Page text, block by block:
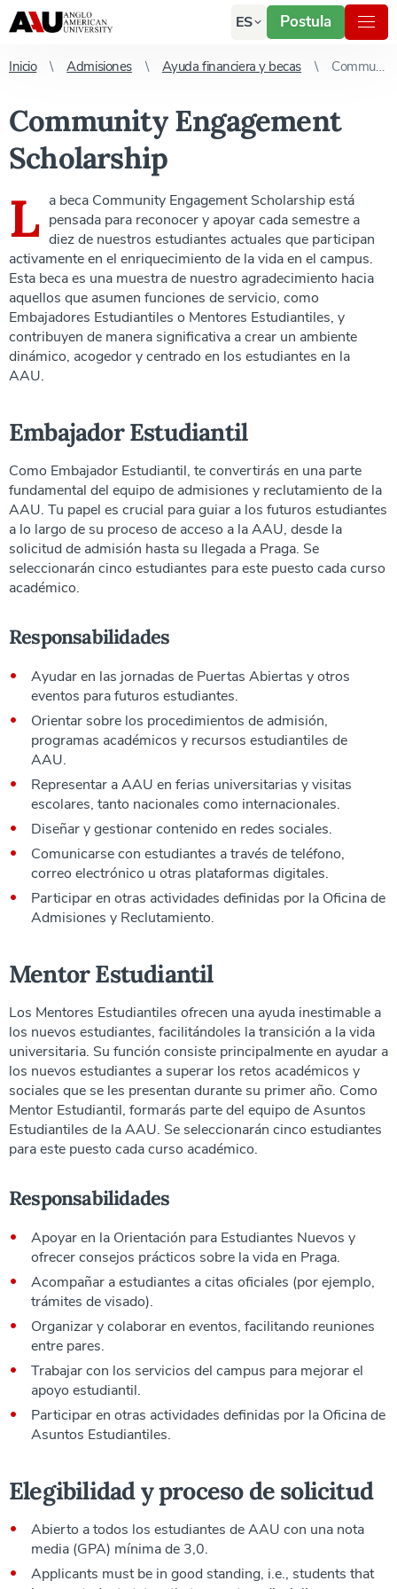
ES Postula
Inicio Admisiones Ayuda financiera y becas Community Engagement Scholarship
Community Engagement
Scholarship
L a beca Community Engagement Scholarship está
pensada para reconocer y apoyar cada semestre a
diez de nuestros estudiantes actuales que participan
activamente en el enriquecimiento de la vida en el campus.
Esta beca es una muestra de nuestro agradecimiento hacia
aquellos que asumen funciones de servicio, como
Embajadores Estudiantiles o Mentores Estudiantiles, y
contribuyen de manera significativa a crear un ambiente
dinámico, acogedor y centrado en los estudiantes en la
AAU.
Embajador Estudiantil
Como Embajador Estudiantil, te convertirás en una parte
fundamental del equipo de admisiones y reclutamiento de la
AAU. Tu papel es crucial para guiar a los futuros estudiantes
a lo largo de su proceso de acceso a la AAU, desde la
solicitud de admisión hasta su llegada a Praga. Se
seleccionarán cinco estudiantes para este puesto cada curso
académico.
Responsabilidades
Ayudar en las jornadas de Puertas Abiertas y otros
eventos para futuros estudiantes.
Orientar sobre los procedimientos de admisión,
programas académicos y recursos estudiantiles de
AAU.
Representar a AAU en ferias universitarias y visitas
escolares, tanto nacionales como internacionales.
Diseñar y gestionar contenido en redes sociales.
Comunicarse con estudiantes a través de teléfono,
correo electrónico u otras plataformas digitales.
Participar en otras actividades definidas por la Oficina de
Admisiones y Reclutamiento.
Mentor Estudiantil
Los Mentores Estudiantiles ofrecen una ayuda inestimable a
los nuevos estudiantes, facilitándoles la transición a la vida
universitaria. Su función consiste principalmente en ayudar a
los nuevos estudiantes a superar los retos académicos y
sociales que se les presentan durante su primer año. Como
Mentor Estudiantil, formarás parte del equipo de Asuntos
Estudiantiles de la AAU. Se seleccionarán cinco estudiantes
para este puesto cada curso académico.
Responsabilidades
Apoyar en la Orientación para Estudiantes Nuevos y
ofrecer consejos prácticos sobre la vida en Praga.
Acompañar a estudiantes a citas oficiales (por ejemplo,
trámites de visado).
Organizar y colaborar en eventos, facilitando reuniones
entre pares.
Trabajar con los servicios del campus para mejorar el
apoyo estudiantil.
Participar en otras actividades definidas por la Oficina de
Asuntos Estudiantiles.
Elegibilidad y proceso de solicitud
Abierto a todos los estudiantes de AAU con una nota
media (GPA) mínima de 3,0.
Applicants must be in good standing, i.e., students that